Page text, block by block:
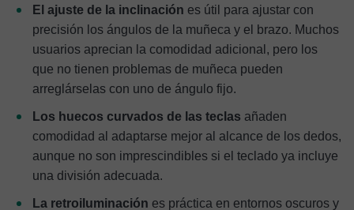
El ajuste de la inclinación es útil para ajustar con
precisión los ángulos de la muñeca y el brazo. Muchos
usuarios aprecian la comodidad adicional, pero los
que no tienen problemas de muñeca pueden
arreglárselas con uno de ángulo fijo.
Los huecos curvados de las teclas añaden
comodidad al adaptarse mejor al alcance de los dedos,
aunque no son imprescindibles si el teclado ya incluye
una división adecuada.
La retroiluminación es práctica en entornos oscuros y